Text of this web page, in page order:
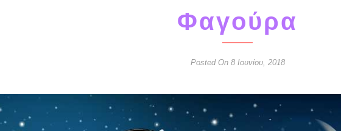
Φαγούρα
Posted On 8 Ιουνίου, 2018